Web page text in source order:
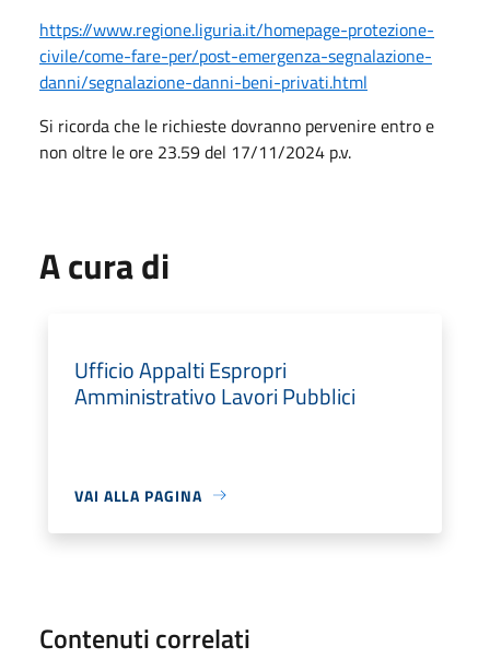
https://www.regione.liguria.it/homepage-protezione-
civile/come-fare-per/post-emergenza-segnalazione-
danni/segnalazione-danni-beni-privati.html
Si ricorda che le richieste dovranno pervenire entro e
non oltre le ore 23.59 del 17/11/2024 p.v.
A cura di
Ufficio Appalti Espropri
Amministrativo Lavori Pubblici
VAI ALLA PAGINA
Contenuti correlati